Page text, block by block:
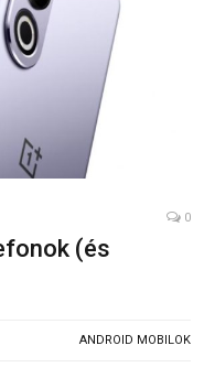
(és
0
ANDROID MOBILOK